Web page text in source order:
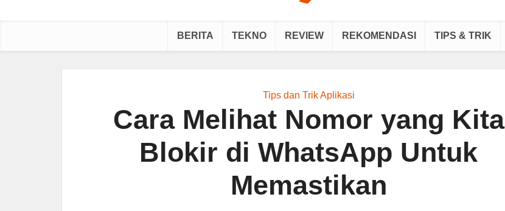
BERITA TEKNO REVIEW REKOMENDASI TIPS & TRIK
Tips dan Trik Aplikasi
Cara Melihat Nomor yang Kita
Blokir di WhatsApp Untuk
Memastikan